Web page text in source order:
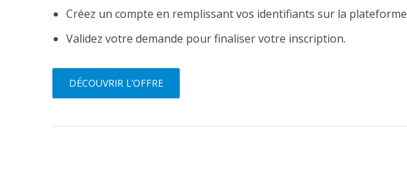
Créez un compte en remplissant vos identifiants sur la plateforme
Validez votre demande pour finaliser votre inscription.
DÉCOUVRIR L’OFFRE